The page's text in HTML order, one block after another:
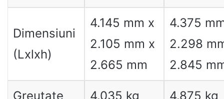
Dimensiuni
(Lxlxh)
4.145 mm x
2.105 mm x
2.665 mm
4.375
2.298
2.845
Greutate 4.035 kg 4.875 kg